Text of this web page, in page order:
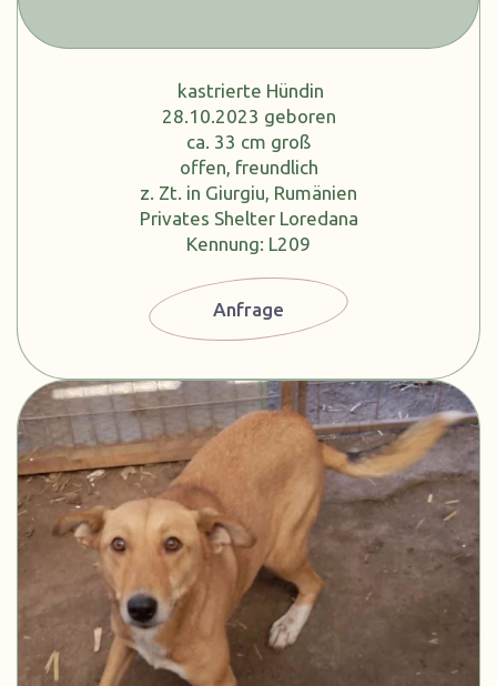
kastrierte Hündin
28.10.2023 geboren
ca. 33 cm groß
offen, freundlich
z. Zt. in Giurgiu, Rumänien
Privates Shelter Loredana
Kennung: L209
Anfrage